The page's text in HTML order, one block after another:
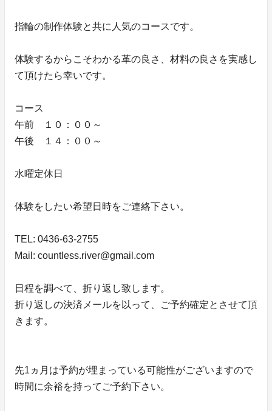
指輪の制作体験と共に人気のコースです。
体験するからこそわかる革の良さ、材料の良さを実感し
て頂けたら幸いです。
コース
午前 １０：００～
午後 １４：００～
水曜定休日
体験をしたい希望日時をご連絡下さい。
TEL: 0436-63-2755
Mail: countless.river@gmail.com
日程を調べて、折り返し致します。
折り返しの決済メールを以って、ご予約確定とさせて頂
きます。
先1ヵ月は予約が埋まっている可能性がございますので
時間に余裕を持ってご予約下さい。